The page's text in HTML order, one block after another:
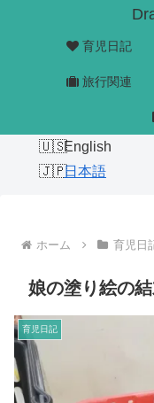
育児日記
旅行関連
English
日本語
ホーム 育児日
娘の塗り絵の
育児日記